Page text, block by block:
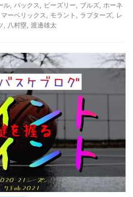
ル バックス ビーズリー ブルズ ホーネ
マーベリックス モラント ラプターズ
レ
八村塁 渡邊雄太